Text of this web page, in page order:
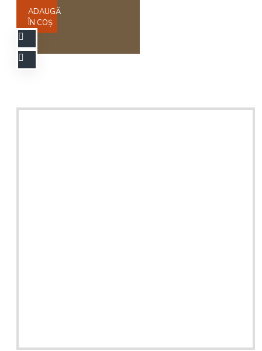
ADAUGĂ
ÎN COŞ